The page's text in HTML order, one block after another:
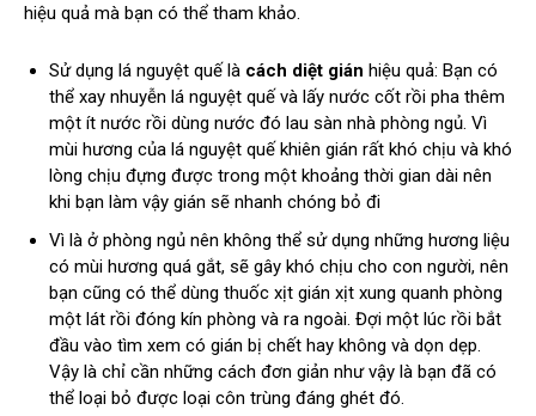
hiệu quả mà bạn có thể tham khảo.
Sử dụng lá nguyệt quế là cách diệt gián hiệu quả: Bạn có
thể xay nhuyễn lá nguyệt quế và lấy nước cốt rồi pha thêm
một ít nước rồi dùng nước đó lau sàn nhà phòng ngủ. Vì
mùi hương của lá nguyệt quế khiên gián rất khó chịu và khó
lòng chịu đựng được trong một khoảng thời gian dài nên
khi bạn làm vậy gián sẽ nhanh chóng bỏ đi
Vì là ở phòng ngủ nên không thể sử dụng những hương liệu
có mùi hương quá gắt, sẽ gây khó chịu cho con người, nên
bạn cũng có thể dùng thuốc xịt gián xịt xung quanh phòng
một lát rồi đóng kín phòng và ra ngoài. Đợi một lúc rồi bắt
đầu vào tìm xem có gián bị chết hay không và dọn dẹp.
Vậy là chỉ cần những cách đơn giản như vậy là bạn đã có
thể loại bỏ được loại côn trùng đáng ghét đó.